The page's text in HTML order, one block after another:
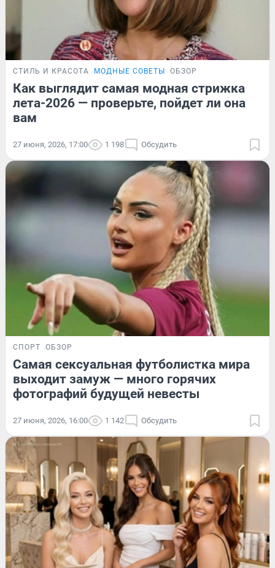
СТИЛЬ И КРАСОТА МОДНЫЕ СОВЕТЫ ОБЗОР
Как выглядит самая модная стрижка
лета-2026 — проверьте, пойдет ли она
вам
27 июня, 2026, 17:00 1 198 Обсудить
СПОРТ ОБЗОР
Самая сексуальная футболистка мира
выходит замуж — много горячих
фотографий будущей невесты
27 июня, 2026, 16:00 1 142 Обсудить